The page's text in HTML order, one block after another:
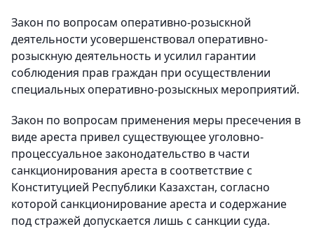
Закон по вопросам оперативно-розыскной
деятельности усовершенствовал оперативно-
розыскную деятельность и усилил гарантии
соблюдения прав граждан при осуществлении
специальных оперативно-розыскных мероприятий.
Закон по вопросам применения меры пресечения в
виде ареста привел существующее уголовно-
процессуальное законодательство в части
санкционирования ареста в соответствие с
Конституцией Республики Казахстан, согласно
которой санкционирование ареста и содержание
под стражей допускается лишь с санкции суда.